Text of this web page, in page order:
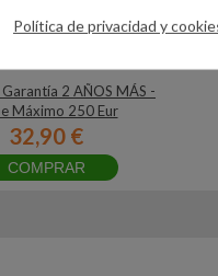
2 AÑOS MÁS -
Máximo 250 Eur
32,90 €
COMPRAR
Política de privacidad y